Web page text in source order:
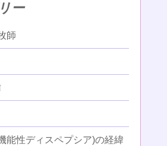
ー
師
能性ディスペプシア)の経緯